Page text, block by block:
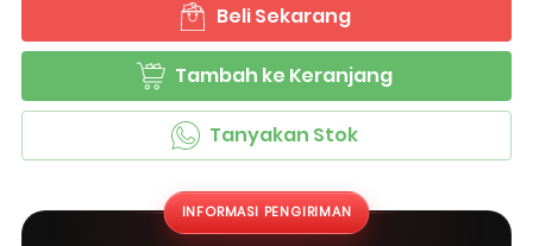
` Beli Sekarang
` Tambah ke Keranjang
` Tanyakan Stok
INFORMASI PENGIRIMAN